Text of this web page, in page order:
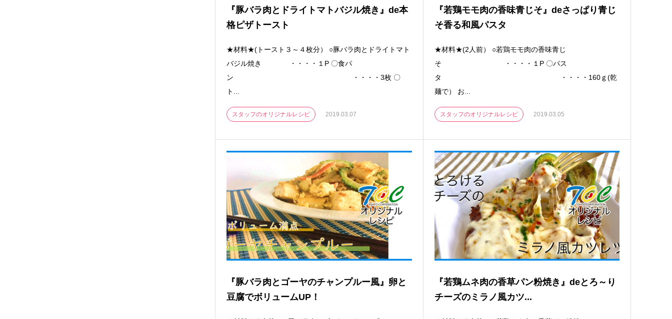
『豚バラ肉とドライトマトバジル焼き』de本
格ピザトースト
★材料★(トースト３～４枚分） ○豚バラ肉とドライトマト
バジル焼き ・・・・１P 〇食パ
ン ・・・・3枚 〇
ト...
スタッフのオリジナルレシピ 2019.03.07
『若鶏モモ肉の香味青じそ』deさっぱり青じ
そ香る和風パスタ
★材料★(2人前） ○若鶏モモ肉の香味青じ
そ ・・・・１P 〇パス
タ ・・・・160ｇ(乾
麺で） お...
スタッフのオリジナルレシピ 2019.03.05
『豚バラ肉とゴーヤのチャンプルー風』卵と
豆腐でボリュームUP！
『若鶏ムネ肉の香草パン粉焼き』deとろ～り
チーズのミラノ風カツ...